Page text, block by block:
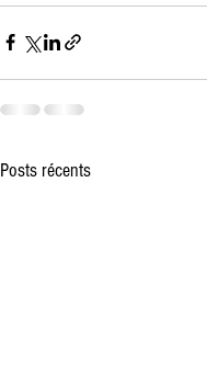
Posts récents